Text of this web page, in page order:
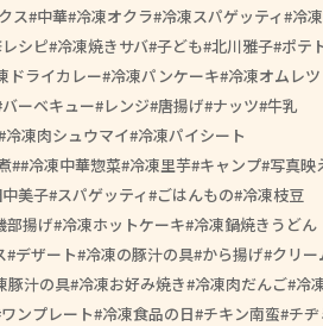
ス 中華 冷凍オクラ 冷凍スパゲッティ 冷
シピ 冷凍焼きサバ 子ども 北川雅子 ポテ
ドライカレー 冷凍パンケーキ 冷凍オムレツ
バーベキュー レンジ 唐揚げ ナッツ 牛乳
冷凍肉シュウマイ 冷凍パイシート
#冷凍中華惣菜 冷凍里芋 キャンプ 写真映
美子 スパゲッティ ごはんもの 冷凍枝豆
部揚げ 冷凍ホットケーキ 冷凍鍋焼きうどん
デザート 冷凍の豚汁の具 から揚げ クリー
豚汁の具 冷凍お好み焼き 冷凍肉だんご 冷
ワンプレート 冷凍食品の日 チキン南蛮 チヂ